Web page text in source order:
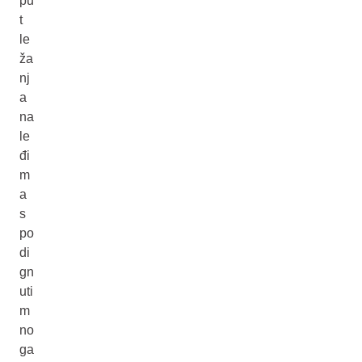
t
le
ža
nj
a
na
le
đi
m
a
s
po
di
gn
uti
m
no
ga